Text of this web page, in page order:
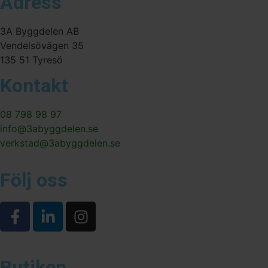
3A Byggdelen AB
Vendelsövägen 35
135 51 Tyresö
Kontakt
08 798 98 97
info@3abyggdelen.se
verkstad@3abyggdelen.se
Följ oss